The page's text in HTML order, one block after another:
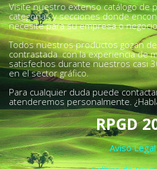
Visite nuestro extenso catálogo de
categorías y secciones donde
necesite para su empresa o
Todos nuestros productos gozan
contrastada con la experiencia de
satisfechos durante nuestros casi
en el sector gráfico.
Para cualquier duda puede
atenderemos personalmente.
RPGD
Aviso Legal